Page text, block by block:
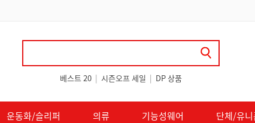
베스트 20 | 시즌오프 세일 | DP 상품
운동화/슬리퍼 의류 기능성웨어 단체/유